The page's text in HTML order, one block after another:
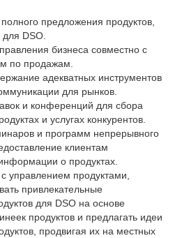
предложения продуктов,
DSO.
бизнеса совместно с
по продажам.
адекватных инструментов
для рынков.
и конференций для сбора
и услугах конкурентов.
и программ непрерывного
клиентам
о продуктах.
управлением продуктами,
привлекательные
для DSO на основе
продуктов и предлагать идеи
продвигая их на местных